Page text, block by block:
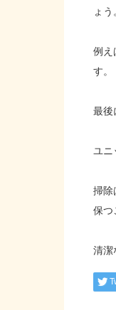
ょう
例え
す。
最後
ユニ
掃除
保つ
清潔